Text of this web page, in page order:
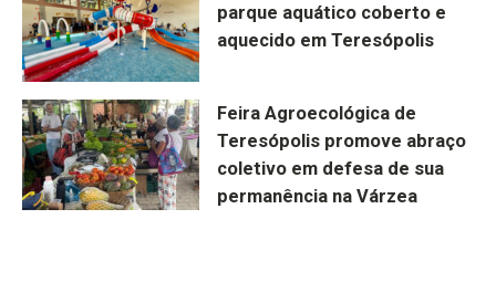
parque aquático coberto e
aquecido em Teresópolis
Feira Agroecológica de
Teresópolis promove abraço
coletivo em defesa de sua
permanência na Várzea